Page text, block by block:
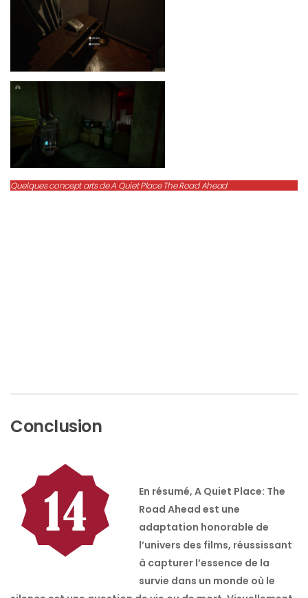
Quelques concept arts de A Quiet Place The Road Ahead
Conclusion
En résumé, A Quiet Place: The
Road Ahead est une
adaptation honorable de
l’univers des films, réussissant
à capturer l’essence de la
survie dans un monde où le